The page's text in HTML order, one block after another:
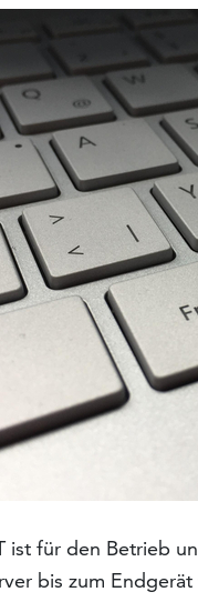
ist für den Betrieb
bis zum